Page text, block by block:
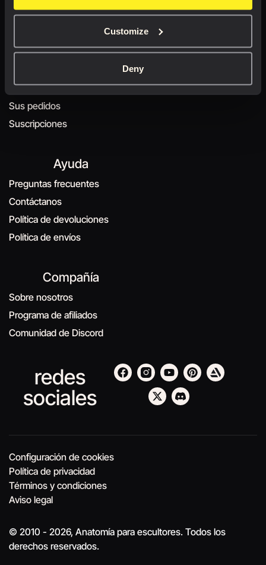
Customize
Deny
HPC
redes
sociales
Compañía
Sobre nosotros
Programa de afiliados
Comunidad de Discord
Ayuda
Preguntas frecuentes
Contáctanos
Política de devoluciones
Política de envíos
Tu cuenta
Sus pedidos
Suscripciones
© 2010 - 2026, Anatomía para escultores. Todos los
derechos reservados.
Aviso legal
Términos y condiciones
Política de privacidad
Configuración de cookies